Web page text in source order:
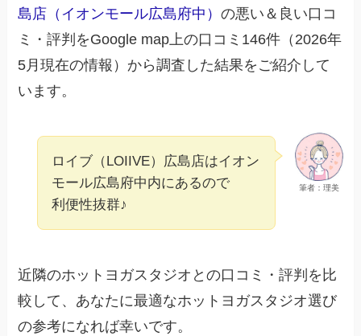
島店（イオンモール広島府中）の悪い＆良い口コ
ミ・評判をGoogle map上の口コミ146件（2026年
5月現在の情報）から調査した結果をご紹介して
います。
筆者：理美
ロイブ（LOIIVE）広島店はイオン
モール広島府中内にあるので
利便性抜群♪
近隣のホットヨガスタジオとの口コミ・評判を比
較して、あなたに最適なホットヨガスタジオ選び
の参考になれば幸いです。